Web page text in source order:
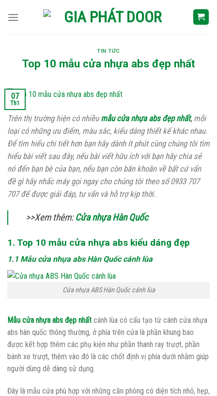
TIN TỨC
Top 10 mẫu cửa nhựa abs đẹp nhất
07
Th1
Trên thị trường hiện có nhiều mẫu cửa nhựa abs đẹp nhất,mỗi
loại có những ưu điểm, màu sắc, kiểu dáng thiết kế khác nhau.
Để tìm hiểu chi tiết hơn bạn hãy dành ít phút cùng chúng tôi tìm
hiểu bài viết sau đây, nếu bài viết hữu ích với bạn hãy chia sẻ
nó đến bạn bè của bạn, nếu bạn còn băn khoăn về bất cứ vấn
đề gì hãy nhấc máy gọi ngay cho chúng tôi theo số 0933 707
707 để được giải đáp, tư vấn và hỗ trợ kịp thời.
>>Xem thêm:Cửa nhựa Hàn Quốc
1. Top 10 mẫu cửa nhựa abs kiểu dáng đẹp
1.1 Mẫu cửa nhựa abs Hàn Quốc cánh lùa
Cửa nhựa ABS Hàn Quốc cánh lùa
Mẫu cửa nhựa abs đẹp nhất cánh lùa có cấu tạo từ cánh cửa nhựa
abs hàn quốc thông thường, ở phía trên cửa là phần khung bao
được kết hợp thêm các phụ kiện như phần thanh ray trượt, phần
bánh xe trượt, thêm vào đó là các chốt định vị phía dưới nhằm giúp
người dùng dễ dàng sử dụng.
Đây là mẫu cửa phù hợp với những căn phòng có diện tích nhỏ, hẹp,